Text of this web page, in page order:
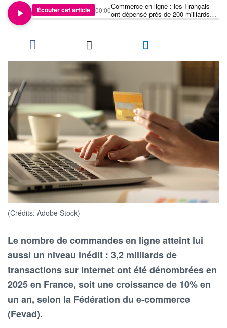
Écouter cet article
Commerce en ligne : les Français
ont dépensé près de 200 milliards
d’euros sur internet en 2025
00:00
(Crédits: Adobe Stock)
Le nombre de commandes en ligne atteint lui
aussi un niveau inédit : 3,2 milliards de
transactions sur internet ont été dénombrées en
2025 en France, soit une croissance de 10% en
un an, selon la Fédération du e-commerce
(Fevad).